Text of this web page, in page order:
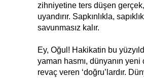
zihniyetine ters düşen
uyandırır. Sapkınlıkla,
savunmasız kalır.
Ey, Oğul! Hakikatin bu
yaman hasmı, dünyanın
revaç veren ‘doğru’lardır.